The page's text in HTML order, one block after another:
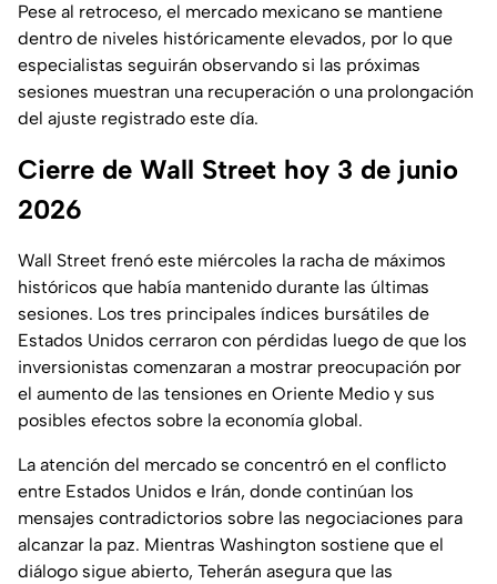
Pese al retroceso, el mercado mexicano se mantiene
dentro de niveles históricamente elevados, por lo que
especialistas seguirán observando si las próximas
sesiones muestran una recuperación o una prolongación
del ajuste registrado este día.
Cierre de Wall Street hoy 3 de junio
2026
Wall Street frenó este miércoles la racha de máximos
históricos que había mantenido durante las últimas
sesiones. Los tres principales índices bursátiles de
Estados Unidos cerraron con pérdidas luego de que los
inversionistas comenzaran a mostrar preocupación por
el aumento de las tensiones en Oriente Medio y sus
posibles efectos sobre la economía global.
La atención del mercado se concentró en el conflicto
entre Estados Unidos e Irán, donde continúan los
mensajes contradictorios sobre las negociaciones para
alcanzar la paz. Mientras Washington sostiene que el
diálogo sigue abierto, Teherán asegura que las